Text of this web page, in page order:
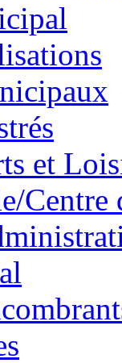
et
Centre